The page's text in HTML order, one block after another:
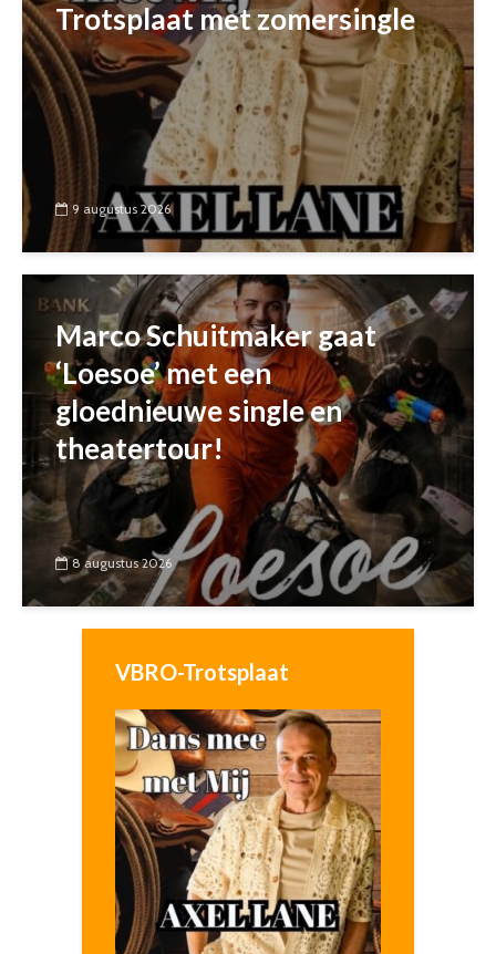
Trotsplaat met zomersingle
9 augustus 2026
Marco Schuitmaker gaat
‘Loesoe’ met een
gloednieuwe single en
theatertour!
8 augustus 2026
VBRO-Trotsplaat